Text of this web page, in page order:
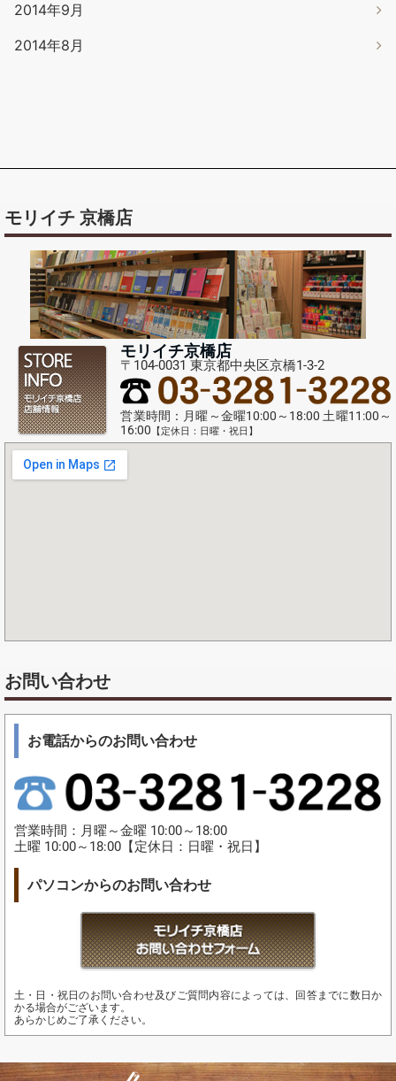
2014年9月
2014年8月
モリイチ 京橋店
モリイチ京橋店
〒104-0031 東京都中央区京橋1-3-2
営業時間：月曜～金曜10:00～18:00 土曜11:00～
16:00
【定休日：日曜・祝日】
お問い合わせ
お電話からのお問い合わせ
営業時間：月曜～金曜 10:00～18:00
土曜 10:00～18:00【定休日：日曜・祝日】
パソコンからのお問い合わせ
土・日・祝日のお問い合わせ及びご質問内容によっては、回答までに数日か
かる場合がございます。
あらかじめご了承ください。